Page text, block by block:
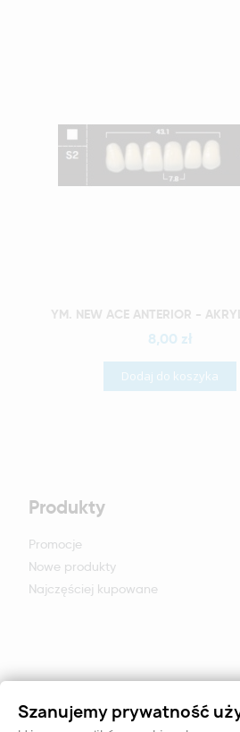
Szybki podgląd
8,00 zł
Dodaj do koszyka
Produkty
Promocje
Nowe produkty
Najczęściej kupowane
Szanujemy prywatność